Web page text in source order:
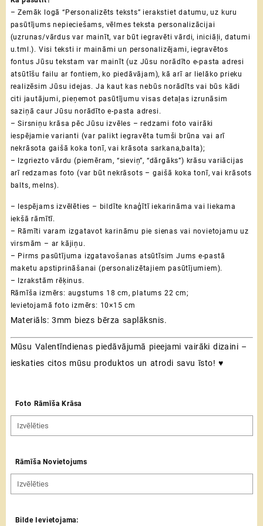
– Zemāk logā “Personalizēts teksts” ierakstiet datumu, uz kuru
pasūtījums nepieciešams, vēlmes teksta personalizācijai
(uzrunas/vārdus var mainīt, var būt iegravēti vārdi, iniciāļi, datumi
u.tml.). Visi teksti ir maināmi un personalizējami, iegravētos
fontus Jūsu tekstam var mainīt (uz Jūsu norādīto e-pasta adresi
atsūtīšu failu ar fontiem, ko piedāvājam), kā arī ar lielāko prieku
realizēsim Jūsu idejas. Ja kaut kas nebūs norādīts vai būs kādi
citi jautājumi, pieņemot pasūtījumu visas detaļas izrunāsim
saziņā caur Jūsu norādīto e-pasta adresi.
– Sirsniņu krāsa pēc Jūsu izvēles – redzami foto vairāki
iespējamie varianti (var palikt iegravēta tumši brūna vai arī
nekrāsota gaišā koka tonī, vai krāsota sarkana,balta);
– Izgriezto vārdu (piemēram, “sieviņ”, “dārgāks”) krāsu variācijas
arī redzamas foto (var būt nekrāsots – gaišā koka tonī, vai krāsots
balts, melns).
– Iespējams izvēlēties – bildīte knaģītī iekarināma vai liekama
iekšā rāmītī.
– Rāmīti varam izgatavot karināmu pie sienas vai novietojamu uz
virsmām – ar kājiņu.
– Pirms pasūtījuma izgatavošanas atsūtīsim Jums e-pastā
maketu apstiprināšanai (personalizētajiem pasūtījumiem).
– Izrakstām rēķinus.
Rāmīša izmērs: augstums 18 cm, platums 22 cm;
Ievietojamā foto izmērs: 10×15 cm
Materiāls: 3mm biezs bērza saplāksnis.
Mūsu Valentīndienas piedāvājumā pieejami vairāki dizaini –
ieskaties citos mūsu produktos un atrodi savu īsto! ♥
Foto Rāmīša Krāsa
Rāmīša Novietojums
Bilde Ievietojama: